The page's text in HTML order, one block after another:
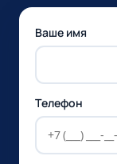
Ваше имя
Телефон